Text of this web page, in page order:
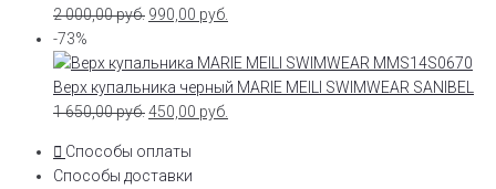
2 000,00руб. 990,00 руб.
-73%
Верх купальника черный MARIE MEILI SWIMWEAR SANIBEL
1 650,00руб.450,00 руб.
Способы оплаты
Способы доставки